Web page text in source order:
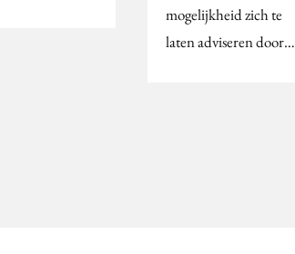
mogelijkheid zich te
laten adviseren door…